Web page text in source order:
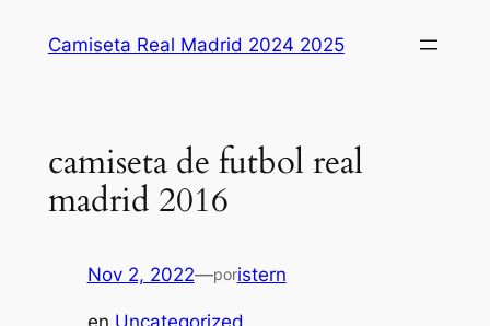
Camiseta Real Madrid 2024 2025
camiseta de futbol real
madrid 2016
Nov 2, 2022—poristern
en Uncategorized